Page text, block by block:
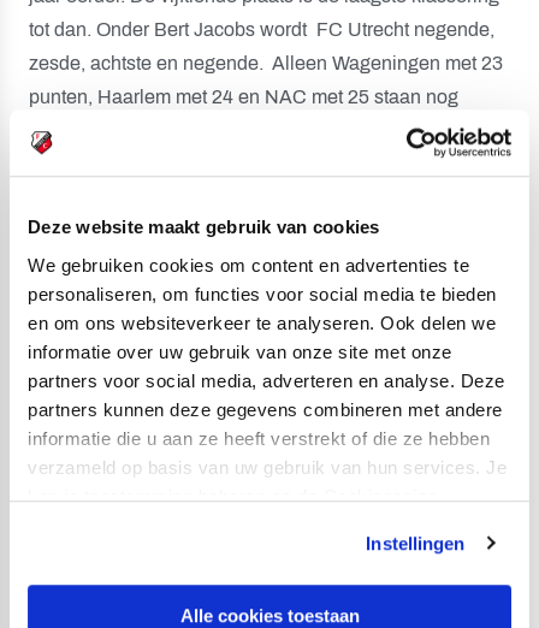
Deze website maakt gebruik van cookies
We gebruiken cookies om content en advertenties te
personaliseren, om functies voor social media te bieden
en om ons websiteverkeer te analyseren. Ook delen we
informatie over uw gebruik van onze site met onze
partners voor social media, adverteren en analyse. Deze
partners kunnen deze gegevens combineren met andere
informatie die u aan ze heeft verstrekt of die ze hebben
verzameld op basis van uw gebruik van hun services. Je
kan je toestemming beheren op de Cookiepagina.
Instellingen
Alle cookies toestaan
tot dan. Onder Bert Jacobs wordt FC Utrecht negende,
zesde, achtste en negende. Alleen Wageningen met 23
punten, Haarlem met 24 en NAC met 25 staan nog
onder FC Utrecht dat 26 punten haalt.
Henriksen wordt tweemaal gepasseerd door zijn maatje
John Steen Olsen. Grote nederlagen ook tegen PSV (6-
0), AZ (5-0) en Telstar (4-0). De doelcijfers (40 voor 62
tegen) bevestigen het matige seizoen.
FC Utrecht boekt wel de grootste overwinning in het
korte bestaan: 7-1 tegen Wageningen. De doelpunten
komen van zes spelers: Chris Kronshorst, Marco Cabo,
Henk Wery, Leo van Veen, André Hulshorst (2x) en Joop
van Maurik. Fritz Korbach is trainer bij FC Wageningen.